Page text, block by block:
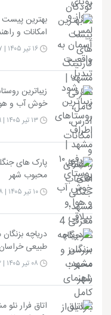
بهترین
امکانات و
خوش آب و
محبوب شهر
دریاچه
طبیعی
اتاق فرار